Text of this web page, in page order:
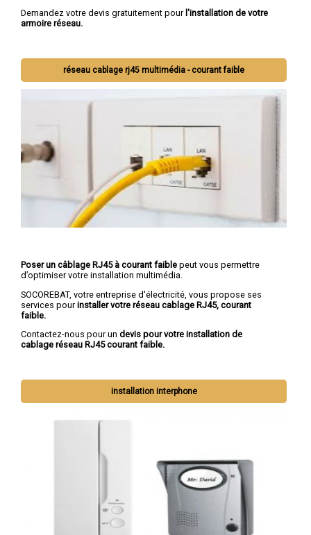
Demandez votre devis gratuitement pourl'installation de votre
armoire réseau.
réseau cablage rj45 multimédia - courant faible
Poser un câblage RJ45 à courant faible peut vous permettre
d’optimiser votre installation multimédia.
SOCOREBAT, votre entreprise d'électricité, vous propose ses
services pourinstaller votre réseau cablage RJ45, courant
faible.
Contactez-nous pour un devis pour votre installation de
cablage réseau RJ45 courant faible.
installation interphone